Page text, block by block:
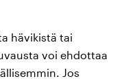
hävikistä tai
voi ehdottaa
Jos